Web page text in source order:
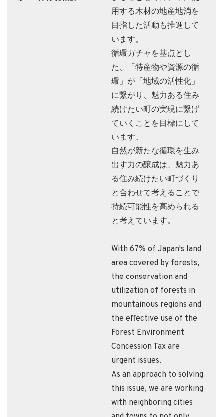
用する木材の地産地消を
目指した活動も推進して
います。
循環ガチャを基点とし
た、「特産物や資源の循
環」が「地域の活性化」
に繋がり、魅力ある住み
続けたい町の実現に繋げ
ていくことを目標にして
います。
自然が新たな循環を生み
出す力の醸成は、魅力あ
る住み続けたい町づくり
と合わせて考えることで
持続可能性を高められる
と考えています。
With 67% of Japan's land
area covered by forests,
the conservation and
utilization of forests in
mountainous regions and
the effective use of the
Forest Environment
Concession Tax are
urgent issues.
As an approach to solving
this issue, we are working
with neighboring cities